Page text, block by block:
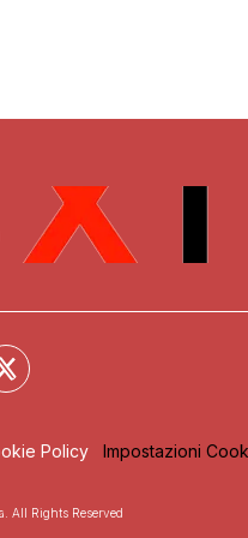
Policy Impostazioni
All Rights Reserved